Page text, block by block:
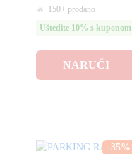
Ocjenjeno
od 5
🔥
150+ prodano
Uštedite 10% s kuponom
NARUČI
-35%